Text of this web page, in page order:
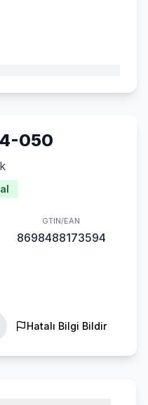
050
GTIN/EAN
8698488173594
Hatalı Bilgi Bildir